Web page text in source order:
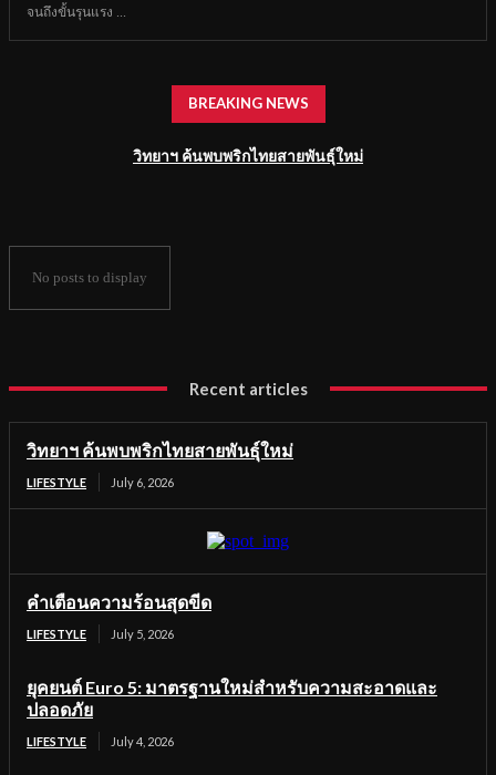
จนถึงขั้นรุนแรง ...
BREAKING NEWS
วิทยาฯ ค้นพบพริกไทยสายพันธุ์ใหม่
No posts to display
Recent articles
วิทยาฯ ค้นพบพริกไทยสายพันธุ์ใหม่
LIFESTYLE July 6, 2026
คำเตือนความร้อนสุดขีด
LIFESTYLE July 5, 2026
ยุคยนต์ Euro 5: มาตรฐานใหม่สำหรับความสะอาดและ
ปลอดภัย
LIFESTYLE July 4, 2026